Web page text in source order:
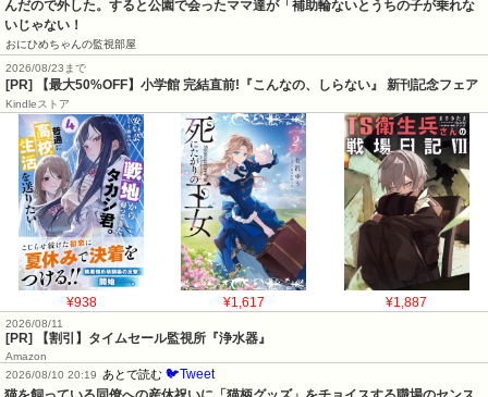
んだので外した。すると公園で会ったママ達が「補助輪ないとうちの子が乗れな
いじゃない！
おにひめちゃんの監視部屋
2026/08/23まで
[PR] 【最大50%OFF】小学館 完結直前!『こんなの、しらない』 新刊記念フェア
Kindleストア
¥938 ¥1,617 ¥1,887
2026/08/11
[PR] 【割引】タイムセール監視所『浄水器』
Amazon
2026/08/10 20:19
あとで読む 🐦Tweet